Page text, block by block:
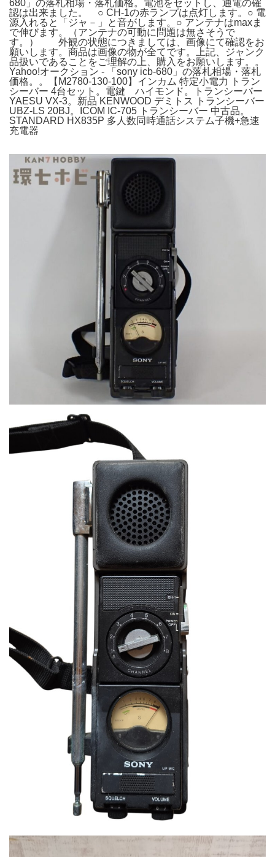
680」の落札相場・落札価格。電池をセットし、通電の確
認は出来ました。 ○ CH-1の赤ランプは点灯します。○ 電
源入れると「ジャ－」と音がします。○ アンテナはmaxま
で伸びます。（アンテナの可動に問題は無さそうで
す。） 外観の状態につきましては、画像にて確認をお
願いします。商品は画像の物が全てです。上記、ジャンク
品扱いであることをご理解の上、購入をお願いします。。
Yahoo!オークション - 「sony icb-680」の落札相場・落札
価格。。【M2780-130-100】インカム 特定小電力 トラン
シーバー 4台セット。電鍵 ハイモンド。トランシーバー
YAESU VX-3。新品 KENWOOD デミトス トランシーバー
UBZ-LS 20BJ。ICOM IC-705 トランシーバー 中古品。
STANDARD HX835P 多人数同時通話システム子機+急速
充電器